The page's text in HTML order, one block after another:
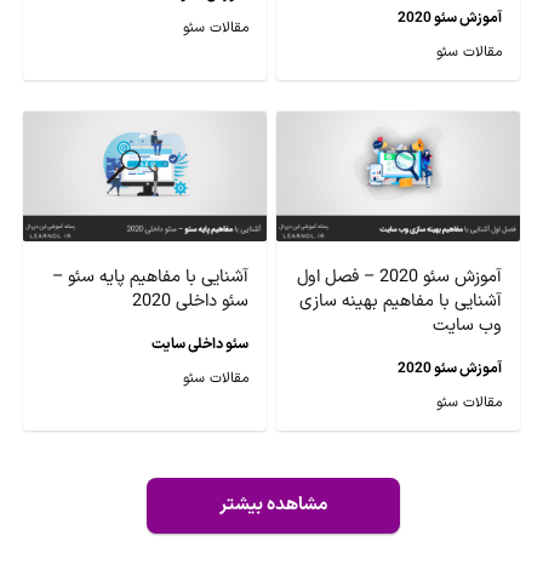
آموزش سئو 2020
مقالات سئو
مقالات سئو
آموزش سئو 2020 – فصل اول
آشنایی با مفاهیم بهینه سازی
وب سایت
آموزش سئو 2020
مقالات سئو
آشنایی با مفاهیم پایه سئو –
سئو داخلی 2020
سئو داخلی سایت
مقالات سئو
مشاهده بیشتر